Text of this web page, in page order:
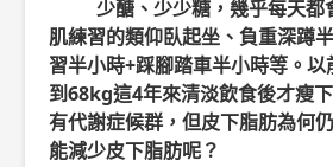
醇、高膳食纖維、含有鎂鉀鈣等電解
類似衛生福利部建議的6大類食物，包
類、水果類、脫脂或低脂奶類、高蛋
等。 控制血脂 高血脂是動脈粥狀硬化
固醇愈高，造成動脈粥狀硬化進而導
率也愈高。初期高血脂的控制可藉由
膽固醇)來達成，如果血脂數值居高不
少醣、少少糖，幾乎每天都
肌練習的類仰臥起坐、負重深蹲
習半小時+踩腳踏車半小時等。
到68kg這4年來清淡飲食後才瘦
有代謝症候群，但皮下脂肪為何
能減少皮下脂肪呢？